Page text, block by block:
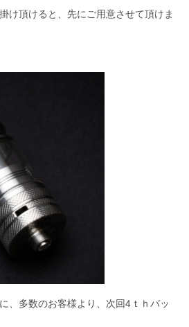
け頂けると、先にご用意させて頂けま
、多数のお客様より、次回4ｔｈバッ